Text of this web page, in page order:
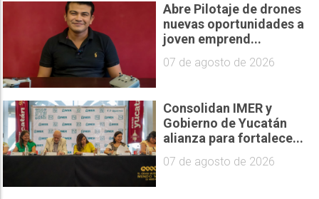
Abre Pilotaje de drones
nuevas oportunidades a
joven emprend...
07 de agosto de 2026
Consolidan IMER y
Gobierno de Yucatán
alianza para fortalece...
07 de agosto de 2026